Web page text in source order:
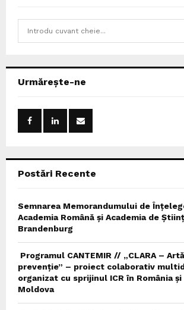
h
Urmărește-ne
Postări Recente
Semnarea Memorandumului de
Academia Română și Academia de
Brandenburg
Programul CANTEMIR // „CLARA –
prevenție” – proiect colaborativ
organizat cu sprijinul ICR în România
Moldova